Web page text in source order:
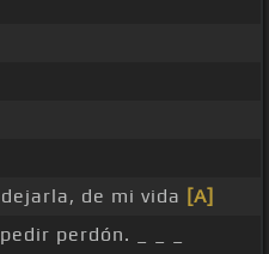
dejarla, de mi vida [A]
pedir perdón. _ _ _